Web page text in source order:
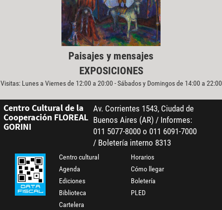
Paisajes y mensajes
EXPOSICIONES
Visitas: Lunes a Viernes de 12:00 a 20:00 - Sábados y Domingos de 14:00 a 22:00
Centro Cultural de la
Cooperación FLOREAL
GORINI
Av. Corrientes 1543, Ciudad de
Buenos Aires (AR) / Informes:
011 5077-8000 o 011 6091-7000
/ Boletería interno 8313
Centro cultural
Agenda
Ediciones
Biblioteca
Cartelera
Horarios
Cómo llegar
Boletería
PLED